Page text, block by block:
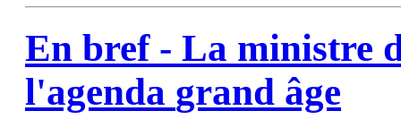
En bref - La ministre
l'agenda grand âge